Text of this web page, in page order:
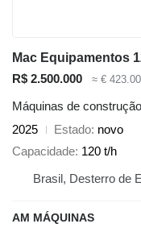
Mac Equipamentos
R$ 2.500.000
≈ €
Máquinas de
2025
Estado novo
Capacidade 120 t/h
Brasil, Desterro de
AM MÁQUINAS